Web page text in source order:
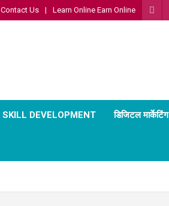
Contact Us Learn Online Earn Online
SKILL DEVELOPMENT डिजिटल मार्केटिंग